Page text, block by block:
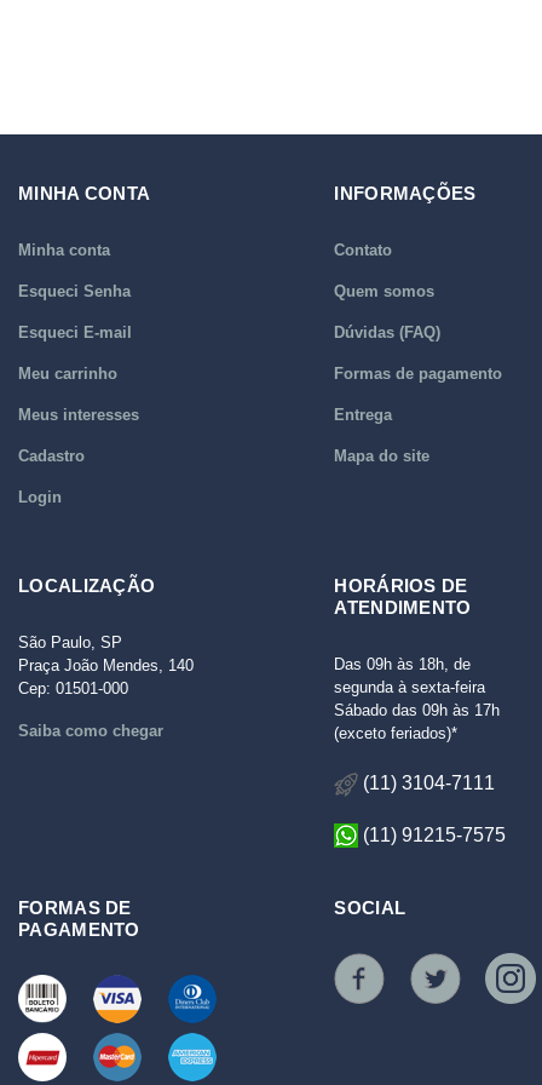
MINHA CONTA
Minha conta
Esqueci Senha
Esqueci E-mail
Meu carrinho
Meus interesses
Cadastro
Login
INFORMAÇÕES
Contato
Quem somos
Dúvidas (FAQ)
Formas de pagamento
Entrega
Mapa do site
LOCALIZAÇÃO
São Paulo, SP
Praça João Mendes, 140
Cep: 01501-000
Saiba como chegar
HORÁRIOS DE
ATENDIMENTO
Das 09h às 18h, de
segunda à sexta-feira
Sábado das 09h às 17h
(exceto feriados)*
(11) 3104-7111
(11) 91215-7575
FORMAS DE
PAGAMENTO
SOCIAL